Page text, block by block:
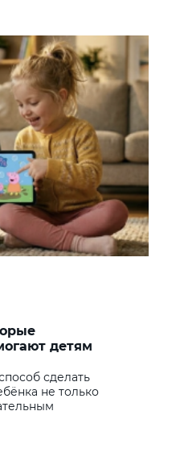
детям
сделать
не только